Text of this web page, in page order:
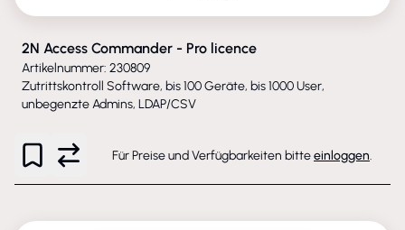
2N Access Commander - Pro licence
Artikelnummer: 230809
Zutrittskontroll Software, bis 100 Geräte, bis 1000 User,
unbegenzte Admins, LDAP/CSV
Für Preise und Verfügbarkeiten bitteeinloggen.